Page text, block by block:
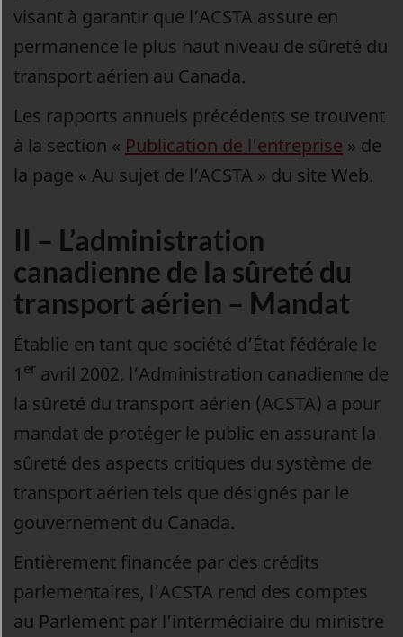
visant à garantir que l’ACSTA assure en
permanence le plus haut niveau de sûreté du
transport aérien au Canada.
Les rapports annuels précédents se trouvent
à la section « Publication de l’entreprise » de
la page « Au sujet de l’ACSTA » du site Web.
II – L’administration
canadienne de la sûreté du
transport aérien – Mandat
Établie en tant que société d’État fédérale le
1 er avril 2002, l’Administration canadienne de
la sûreté du transport aérien (ACSTA) a pour
mandat de protéger le public en assurant la
sûreté des aspects critiques du système de
transport aérien tels que désignés par le
gouvernement du Canada.
Entièrement financée par des crédits
parlementaires, l’ACSTA rend des comptes
au Parlement par l’intermédiaire du ministre